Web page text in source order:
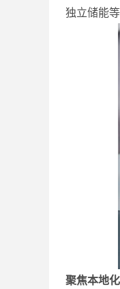
独立储能
聚焦本地